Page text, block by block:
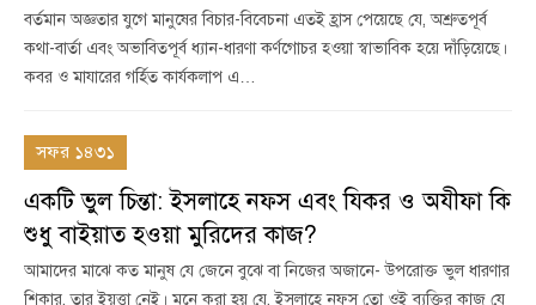
বর্তমান অজ্ঞতার যুগে মানুষের বিচার-বিবেচনা এতই হ্রাস পেয়েছে যে, অশ্রুতপূর্ব
কথা-বার্তা এবং অভাবিতপূর্ব ধ্যান-ধারণা কর্ণগোচর হওয়া স্বাভাবিক হয়ে দাঁড়িয়েছে।
কবর ও মাযারের গর্হিত কার্যকলাপ এ…
সফর ১৪৩১
একটি ভুল চিন্তা: ইসলাহে নফস এবং যিকর ও অযীফা কি
শুধু বাইয়াত হওয়া মুরিদের কাজ?
আমাদের মাঝে কত মানুষ যে জেনে বুঝে বা নিজের অজানে- উপরোক্ত ভুল ধারণার
শিকার, তার ইয়ত্তা নেই। মনে করা হয় যে, ইসলাহে নফস তো ওই ব্যক্তির কাজ যে